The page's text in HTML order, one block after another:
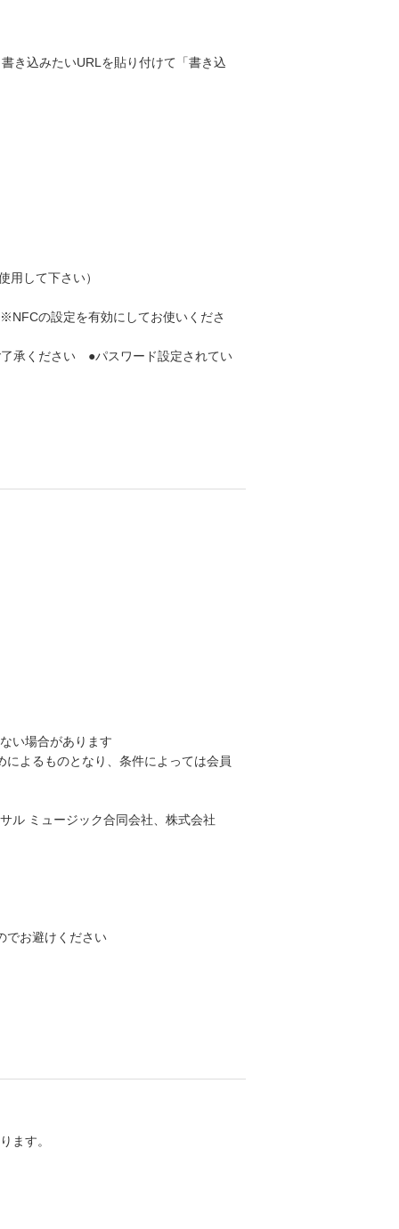
き込みたいURLを貼り付けて「書き込
用して下さい）
の設定を有効にしてお使いくださ
承ください ●パスワード設定されてい
い場合があります
よるものとなり、条件によっては会員
ル ミュージック合同会社、株式会社
でお避けください
ます。